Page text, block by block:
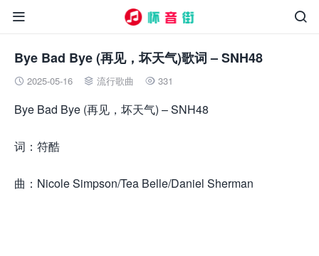


Bye Bad Bye (再见，坏天气)歌词 – SNH48
 2025-05-16  流行歌曲  331
Bye Bad Bye (再见，坏天气) – SNH48
词：符酷
曲：Nicole Simpson/Tea Belle/Daniel Sherman